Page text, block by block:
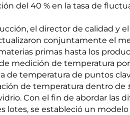
del 40 % en la tasa de
el director de calidad y
conjuntamente el
primas hasta los
medición de temperatura
de temperatura de puntos
de temperatura dentro de
Con el fin de abordar las
lotes, se estableció un